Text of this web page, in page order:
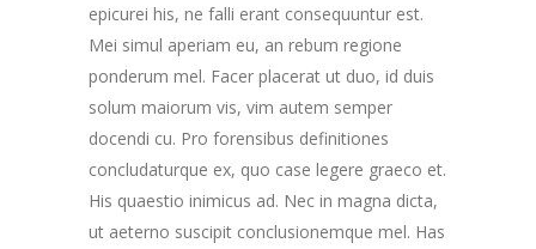
epicurei his, ne falli erant consequuntur est.
Mei simul aperiam eu, an rebum regione
ponderum mel. Facer placerat ut duo, id duis
solum maiorum vis, vim autem semper
docendi cu. Pro forensibus definitiones
concludaturque ex, quo case legere graeco et.
His quaestio inimicus ad. Nec in magna dicta,
ut aeterno suscipit conclusionemque mel. Has